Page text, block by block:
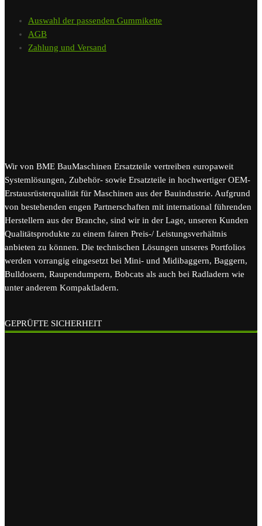
Auswahl der passenden Gummikette
AGB
Zahlung und Versand
Wir von BME BauMaschinen Ersatzteile vertreiben europaweit
Systemlösungen, Zubehör- sowie Ersatzteile in hochwertiger OEM-
Erstausrüsterqualität für Maschinen aus der Bauindustrie. Aufgrund
von bestehenden engen Partnerschaften mit international führenden
Herstellern aus der Branche, sind wir in der Lage, unseren Kunden
Qualitätsprodukte zu einem fairen Preis-/ Leistungsverhältnis
anbieten zu können. Die technischen Lösungen unseres Portfolios
werden vorrangig eingesetzt bei Mini- und Midibaggern, Baggern,
Bulldosern, Raupendumpern, Bobcats als auch bei Radladern wie
unter anderem Kompaktladern.
GEPRÜFTE SICHERHEIT